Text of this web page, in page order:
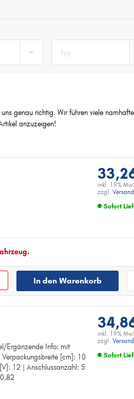
Typ
genau richtig. Wir führen viele
anzuzeigen!
inkl. 19%
zzgl. Versand
Sofort
In den Warenkorb
inkl. 19%
zzgl. Versand
Sofort
Ergänzende Info: mit
[cm]: 10
12 | Anschlussanzahl: 5